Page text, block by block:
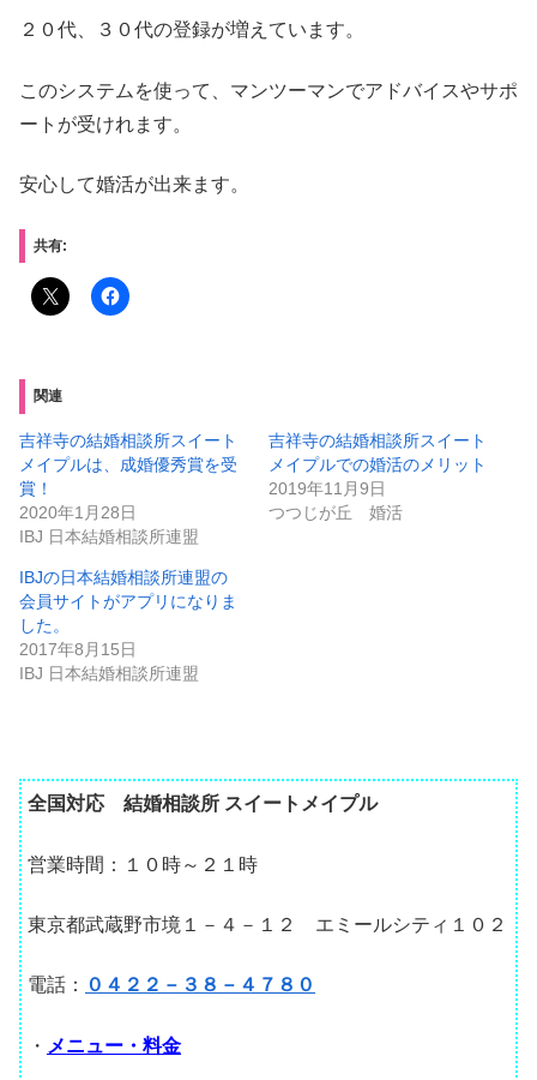
２０代、３０代の登録が増えています。
このシステムを使って、マンツーマンでアドバイスやサポ
ートが受けれます。
安心して婚活が出来ます。
共有:
関連
吉祥寺の結婚相談所スイート
メイプルは、成婚優秀賞を受
賞！
2020年1月28日
IBJ 日本結婚相談所連盟
吉祥寺の結婚相談所スイート
メイプルでの婚活のメリット
2019年11月9日
つつじが丘 婚活
IBJの日本結婚相談所連盟の
会員サイトがアプリになりま
した。
2017年8月15日
IBJ 日本結婚相談所連盟
全国対応 結婚相談所 スイートメイプル
営業時間：１０時～２１時
東京都武蔵野市境１－４－１２ エミールシティ１０２
電話： ０４２２－３８－４７８０
・ メニュー・料金